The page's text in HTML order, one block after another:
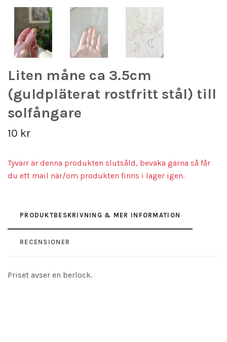
Liten måne ca 3.5cm
(guldpläterat rostfritt stål) till
solfångare
10 kr
Tyvärr är denna produkten slutsåld, bevaka gärna så får
du ett mail när/om produkten finns i lager igen.
PRODUKTBESKRIVNING & MER INFORMATION
RECENSIONER
Priset avser en berlock.